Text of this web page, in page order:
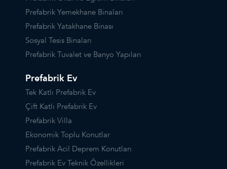
Prefabrik Yemekhane Binaları
Prefabrik Yatakhane Binası
Sosyal Tesis Binaları
Prefabrik Tuvalet ve Banyo Yapıları
Prefabrik Ev
Tek Katlı Prefabrik Ev
Çift Katlı Prefabrik Ev
Prefabrik Villa
Ekonomik Toplu Konutlar
Prefabrik Acil Deprem Konutları
Prefabrik Ev Teknik Özellikleri